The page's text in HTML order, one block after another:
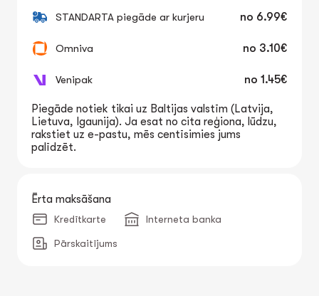
STANDARTA piegāde ar kurjeru no 6.99€
Omniva no 3.10€
Venipak no 1.45€
Piegāde notiek tikai uz Baltijas valstīm (Latvija,
Lietuva, Igaunija). Ja esat no cita reģiona, lūdzu,
rakstiet uz e-pastu, mēs centīsimies jums
palīdzēt.
Ērta maksāšana
Kredītkarte Interneta banka
Pārskaitījums